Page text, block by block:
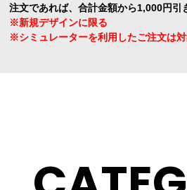
注文であれば、合計金額から1,000円引
※新規デザインに限る
※シミュレーターを利用したご注文は